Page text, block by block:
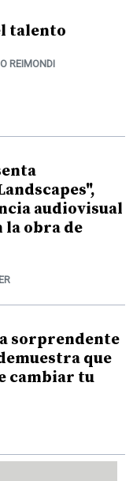
talento
REIMONDI
audiovisual
la obra de
sorprendente
que
cambiar tu